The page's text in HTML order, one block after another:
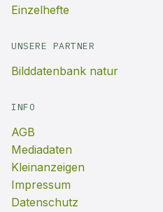
Einzelhefte
UNSERE PARTNER
Bilddatenbank natur
INFO
AGB
Mediadaten
Kleinanzeigen
Impressum
Datenschutz